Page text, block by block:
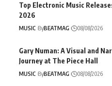
Top Electronic Music
2026
MUSIC ByBEATMAG 08/08/2026
Gary Numan: A Visual and
Journey at The Piece Hall
MUSIC ByBEATMAG 08/08/2026